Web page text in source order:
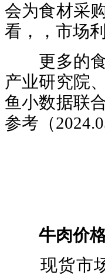
会为食材采
看，，市场
更多的食
产业研究院
鱼小数据联
参考（
牛肉价
现货市场